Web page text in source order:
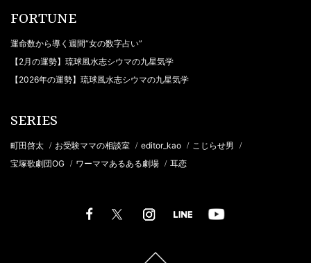
FORTUNE
運命数から導く週間“女の数字占い”
【2月の運勢】琉球風水志シウマの九星気学
【2026年の運勢】琉球風水志シウマの九星気学
SERIES
町田啓太 / お受験ママの相談室 / editor_kao / こじらせ男 /
宝塚歌劇団OG / ワーママあるある劇場 / 耳恋